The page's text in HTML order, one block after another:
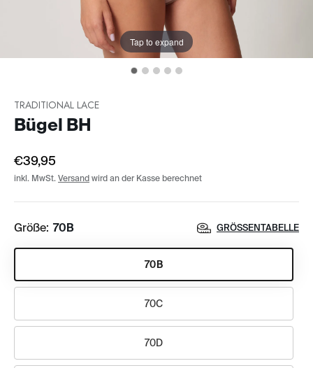
Tap to expand
TRADITIONAL LACE
Bügel BH
€39,95
inkl. MwSt. Versand wird an der Kasse berechnet
Größe: 70B GRÖSSENTABELLE
70B
70C
70D